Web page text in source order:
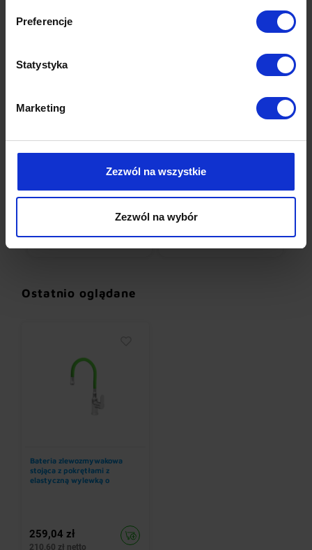
Preferencje
Statystyka
Marketing
Zezwól na wszystkie
Zezwól na wybór
Baterie czasowe Baterie domowe
Ostatnio oglądane
Bateria zlewozmywakowa
stojąca z pokrętłami z
elastyczną wylewką o
259,04 zł
210,60 zł netto